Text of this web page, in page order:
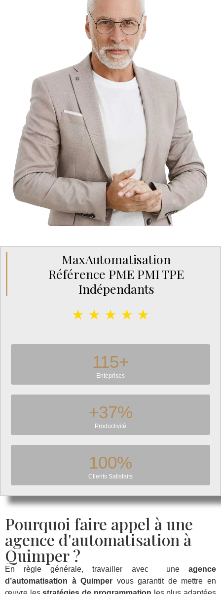
MaxAutomatisation
Référence PME PMI TPE
Indépendants
★ ★ ★ ★ ★
Enteprises
115+
Productivité
+37%
Clients Satisfaits
100%
Pourquoi faire appel à une
agence d'automatisation à
Quimper ?
En règle générale, travailler avec une agence
d’automatisation à Quimper vous garantit de mettre en